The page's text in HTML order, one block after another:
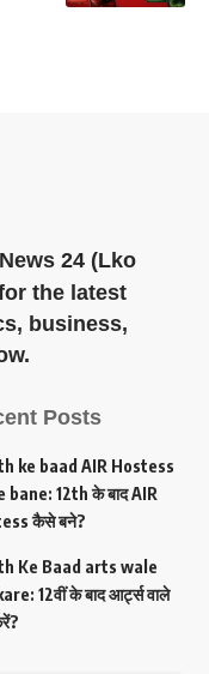
24 (Lko
the latest
business,
Posts
ke baad AIR Hostess
bane: 12th के बाद AIR
कैसे बने?
Ke Baad arts wale
12वीं के बाद आर्ट्स वाले